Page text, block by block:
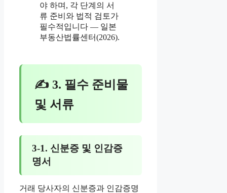
야 하며, 각 단계의 서
류 준비와 법적 검토가
필수적입니다 — 일본
부동산법률센터(2026).
✍ 3. 필수 준비물
및 서류
3-1. 신분증 및 인감증
명서
거래 당사자의 신분증과 인감증명